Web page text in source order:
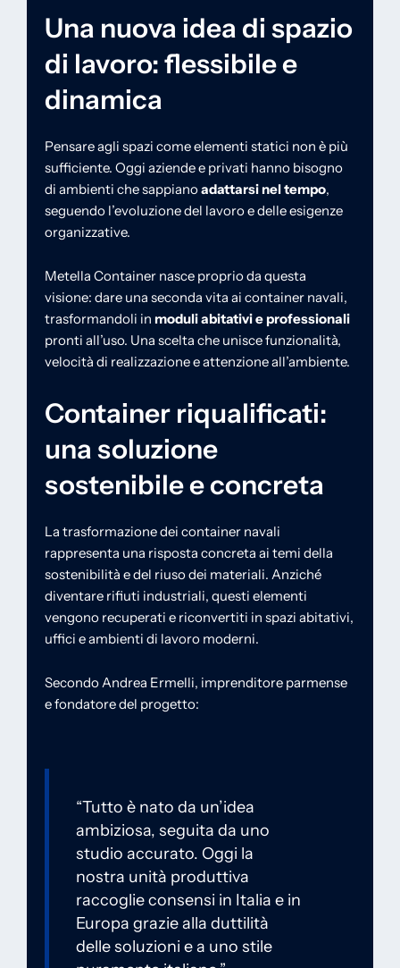
Una nuova idea di spazio
di lavoro: flessibile e
dinamica
Pensare agli spazi come elementi statici non è più
sufficiente. Oggi aziende e privati hanno bisogno
di ambienti che sappianoadattarsi nel tempo,
seguendo l’evoluzione del lavoro e delle esigenze
organizzative.
Metella Container nasce proprio da questa
visione: dare una seconda vita ai container navali,
trasformandoli in moduli abitativi e professionali
pronti all’uso. Una scelta che unisce funzionalità,
velocità di realizzazione e attenzione all’ambiente.
Container riqualificati:
una soluzione
sostenibile e concreta
La trasformazione dei container navali
rappresenta una risposta concreta ai temi della
sostenibilità e del riuso dei materiali. Anziché
diventare rifiuti industriali, questi elementi
vengono recuperati e riconvertiti in spazi abitativi,
uffici e ambienti di lavoro moderni.
Secondo Andrea Ermelli, imprenditore parmense
e fondatore del progetto:
“Tutto è nato da un’idea
ambiziosa, seguita da uno
studio accurato. Oggi la
nostra unità produttiva
raccoglie consensi in Italia e in
Europa grazie alla duttilità
delle soluzioni e a uno stile